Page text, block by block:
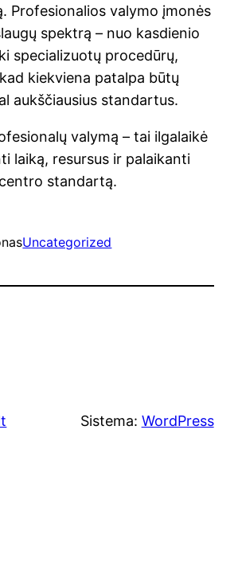
Profesionalios valymo įmonės
spektrą – nuo kasdienio
specializuotų procedūrų,
kiekviena patalpa būtų
aukščiausius standartus.
valymą – tai ilgalaikė
laiką, resursus ir palaikanti
standartą.
Uncategorized
Sistema: WordPress